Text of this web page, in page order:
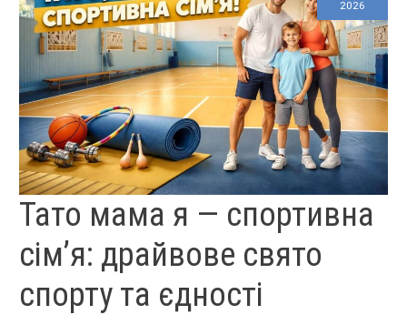
Тато мама я — спортивна
сім’я: драйвове свято
спорту та єдності
ТАТО
МАМА
—
СІМ’Я:
ДРАЙВОВЕ
СВЯТО
ЄДНОСТІ
2026